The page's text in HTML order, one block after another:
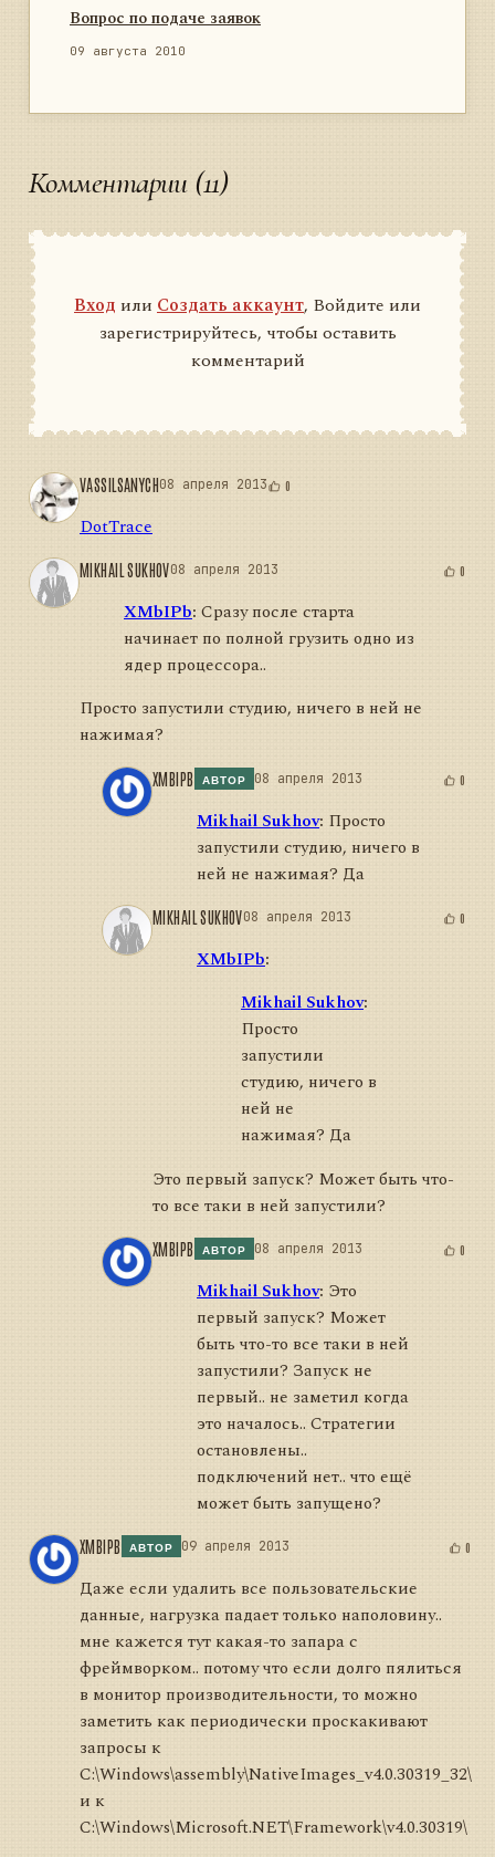
Вопрос по подаче заявок
09 августа 2010
Комментарии (11)
Вход или Создать аккаунт, Войдите или
зарегистрируйтесь, чтобы оставить
комментарий
VASSILSANYCH08 апреля 2013 0
DotTrace
MIKHAIL SUKHOV08 апреля 2013 0
XMbIPb: Сразу после старта
начинает по полной грузить одно из
ядер процессора..
Просто запустили студию, ничего в ней не
нажимая?
XMBIPB АВТОР 08 апреля 2013 0
Mikhail Sukhov: Просто
запустили студию, ничего в
ней не нажимая? Да
MIKHAIL SUKHOV08 апреля 2013 0
XMbIPb:
Mikhail Sukhov:
Просто
запустили
студию, ничего в
ней не
нажимая? Да
Это первый запуск? Может быть что-
то все таки в ней запустили?
XMBIPB АВТОР 08 апреля 2013 0
Mikhail Sukhov: Это
первый запуск? Может
быть что-то все таки в ней
запустили? Запуск не
первый.. не заметил когда
это началось.. Стратегии
остановлены..
подключений нет.. что ещё
может быть запущено?
XMBIPB АВТОР 09 апреля 2013 0
Даже если удалить все пользовательские
данные, нагрузка падает только наполовину..
мне кажется тут какая-то запара с
фреймворком.. потому что если долго пялиться
в монитор производительности, то можно
заметить как периодически проскакивают
запросы к
C:\Windows\assembly\NativeImages_v4.0.30319_32\
и к
C:\Windows\Microsoft.NET\Framework\v4.0.30319\